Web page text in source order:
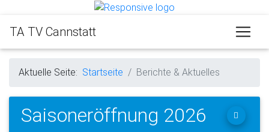
TA TV Cannstatt
Aktuelle Seite: Startseite Berichte & Aktuelles
Saisoneröffnung 2026